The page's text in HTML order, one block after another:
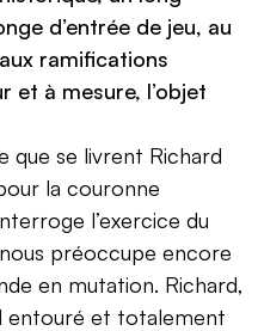
d’entrée de jeu, au
ramifications
et à mesure, l’objet
que se livrent Richard
la couronne
l’exercice du
préoccupe encore
en mutation. Richard,
entouré et totalement